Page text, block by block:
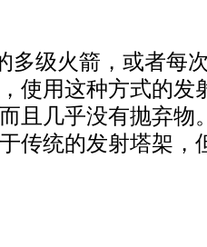
级火箭，或者每次
使用这种方式的发
且几乎没有抛弃物
传统的发射塔架，